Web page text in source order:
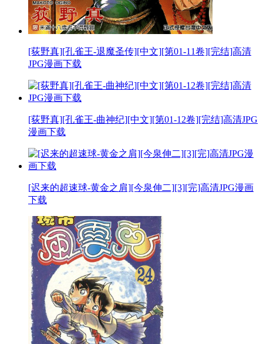
[荻野真][孔雀王-退魔圣传][中文][第01-11卷][完结]高清
JPG漫画下载
[荻野真][孔雀王-曲神纪][中文][第01-12卷][完结]高清JPG
漫画下载
[迟来的超速球-黄金之肩][今泉伸二][3][完]高清JPG漫画
下载